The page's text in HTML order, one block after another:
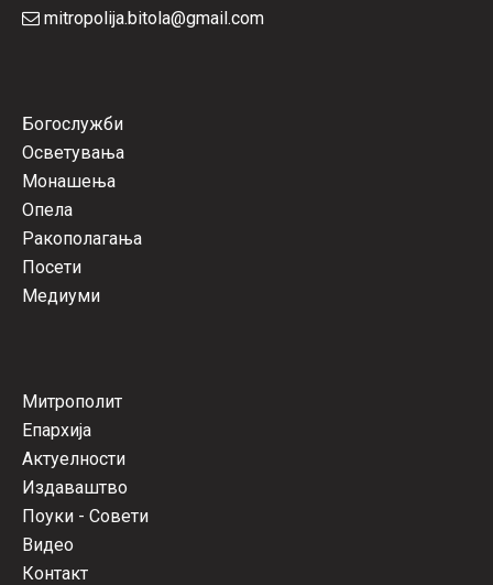
mitropolija.bitola@gmail.com
Богослужби
Осветувања
Монашења
Опела
Ракополагања
Посети
Медиуми
Митрополит
Епархија
Актуелности
Издаваштво
Поуки - Совети
Видео
Контакт